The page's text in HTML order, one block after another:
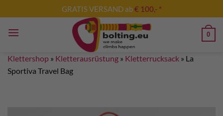
Inhalt
springen
GRATIS VERSAND ab€ 100,- *
0
Klettershop » Kletterausrüstung » Kletterrucksack » La
Sportiva Travel Bag